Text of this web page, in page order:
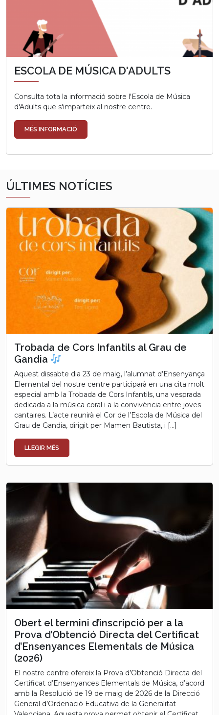
ESCOLA DE MÚSICA D'ADULTS
Consulta tota la informació sobre l'Escola de Música
d'Adults que s'imparteix al nostre centre.
MÉS INFORMACIÓ
ÚLTIMES NOTÍCIES
Trobada de Cors Infantils al Grau de
Gandia
Aquest dissabte dia 23 de maig, l’alumnat d’Ensenyança
Elemental del nostre centre participarà en una cita molt
especial amb la Trobada de Cors Infantils, una vesprada
dedicada a la música coral i a la convivència entre joves
cantaires. L’acte reunirà el Cor de l’Escola de Música del
Grau de Gandia, dirigit per Mamen Bautista, i […]
LLEGIR MÉS
Obert el termini d’inscripció per a la
Prova d’Obtenció Directa del Certificat
d’Ensenyances Elementals de Música
(2026)
El nostre centre ofereix la Prova d’Obtenció Directa del
Certificat d’Ensenyances Elementals de Música, d’acord
amb la Resolució de 19 de maig de 2026 de la Direcció
General d’Ordenació Educativa de la Generalitat